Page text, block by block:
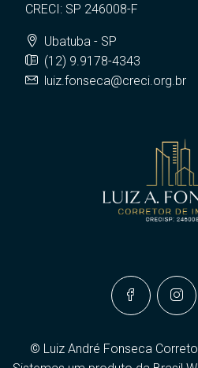
CRECI: SP 246008-F
Ubatuba - SP
(12) 9.9178-4343
luiz.fonseca@creci.org.br
© Luiz André Fonseca